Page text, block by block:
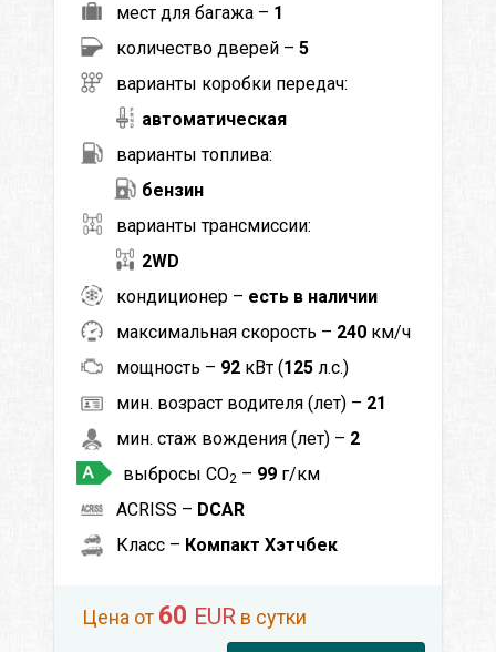
мест для багажа – 1
количество дверей – 5
варианты коробки передач:
автоматическая
варианты топлива:
бензин
варианты трансмиссии:
2WD
кондиционер – есть в наличии
максимальная скорость – 240 км/ч
мощность – 92 кВт (125 л.с.)
мин. возраст водителя (лет) – 21
мин. стаж вождения (лет) – 2
выбросы CO2 – 99 г/км
ACRISS – DCAR
Класс – Компакт Хэтчбек
Цена от 60 EUR в сутки